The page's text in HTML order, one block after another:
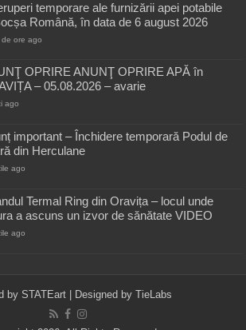
temporare ale furnizării apei potabile
Română, în data de 6 august 2026
de ore ago
OPRIRE ANUNŢ OPRIRE APĂ în
– 05.08.2026 – avarie
ago
important – Închidere temporară Podul de
din Herculane
ago
Termal Ring din Oravița – locul unde
a ascuns un izvor de sănătate VIDEO
ago
by STATEart| Designed by TieLabs